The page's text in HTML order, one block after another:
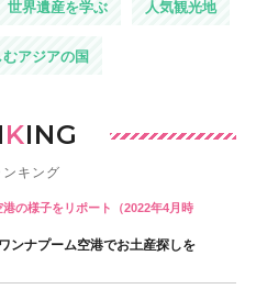
世界遺産を学ぶ 人気観光地
むアジアの国
KING
キング
の様子をリポート（2022年4月時
ンナプーム空港でお土産探しを